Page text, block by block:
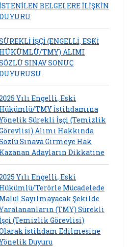
BELGELERE İLİŞKİN
İŞÇİ (ENGELLİ, ESKİ
HÜKÜMLÜ/TMY) ALIMI
SINAV SONUÇ
Yılı Engelli, Eski
Hükümlü/TMY İstihdamına
Sürekli İşçi (Temizlik
Alımı Hakkında
Sınava Girmeye Hak
Kazanan Adayların Dikkatine
Yılı Engelli, Eski
Hükümlü/Terörle Mücadelede
Malul Sayılmayacak Şekilde
(TMY) Sürekli
(Temizlik Görevlisi)
İstihdam Edilmesine
Duyuru